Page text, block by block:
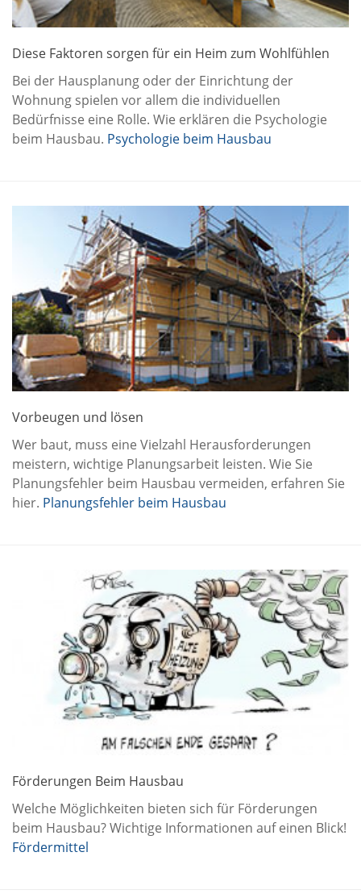
Diese Faktoren sorgen für ein Heim zum Wohlfühlen
Bei der Hausplanung oder der Einrichtung der
Wohnung spielen vor allem die individuellen
Bedürfnisse eine Rolle. Wie erklären die Psychologie
beim Hausbau. Psychologie beim Hausbau
Vorbeugen und lösen
Wer baut, muss eine Vielzahl Herausforderungen
meistern, wichtige Planungsarbeit leisten. Wie Sie
Planungsfehler beim Hausbau vermeiden, erfahren Sie
hier. Planungsfehler beim Hausbau
Förderungen Beim Hausbau
Welche Möglichkeiten bieten sich für Förderungen
beim Hausbau? Wichtige Informationen auf einen Blick!
Fördermittel